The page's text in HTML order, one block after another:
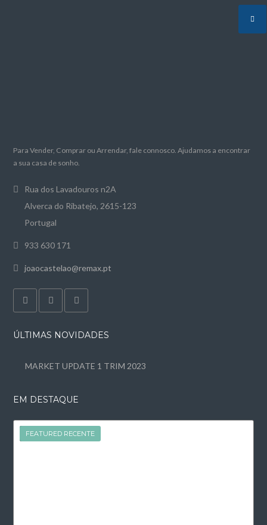
Para Vender, Comprar ou Arrendar, fale connosco. Ajudamos a encontrar
a sua casa de sonho.
Rua dos Lavadouros n2A
Alverca do Ribatejo, 2615-123
Portugal
933 630 171
joaocastelao@remax.pt
ÚLTIMAS NOVIDADES
MARKET UPDATE 1 TRIM 2023
EM DESTAQUE
FEATURED
FEATURED RECENTE